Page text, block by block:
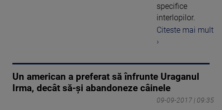
specifice
interlopilor.
Citeste mai mult
›
Un american a preferat să înfrunte Uraganul
Irma, decât să-și abandoneze câinele
09-09-2017 | 09:35